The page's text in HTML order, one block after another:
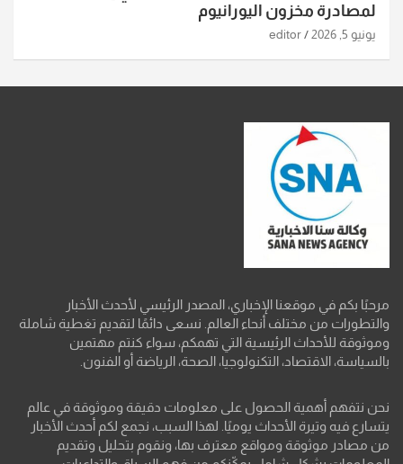
لمصادرة مخزون اليورانيوم
يونيو 5, 2026 editor
مرحبًا بكم في موقعنا الإخباري، المصدر الرئيسي لأحدث الأخبار
والتطورات من مختلف أنحاء العالم. نسعى دائمًا لتقديم تغطية شاملة
وموثوقة للأحداث الرئيسية التي تهمكم، سواء كنتم مهتمين
بالسياسة، الاقتصاد، التكنولوجيا، الصحة، الرياضة أو الفنون.
نحن نتفهم أهمية الحصول على معلومات دقيقة وموثوقة في عالم
يتسارع فيه وتيرة الأحداث يوميًا. لهذا السبب، نجمع لكم أحدث الأخبار
من مصادر موثوقة ومواقع معترف بها، ونقوم بتحليل وتقديم